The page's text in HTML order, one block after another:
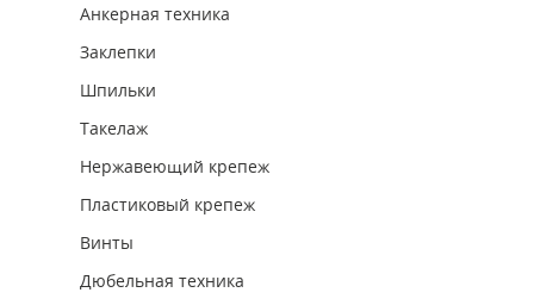
Анкерная техника
Заклепки
Шпильки
Такелаж
Нержавеющий крепеж
Пластиковый крепеж
Винты
Дюбельная техника